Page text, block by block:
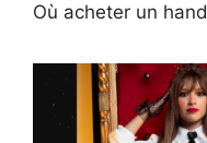
Où acheter un